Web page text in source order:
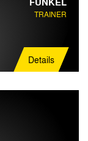
TRAINER
Details